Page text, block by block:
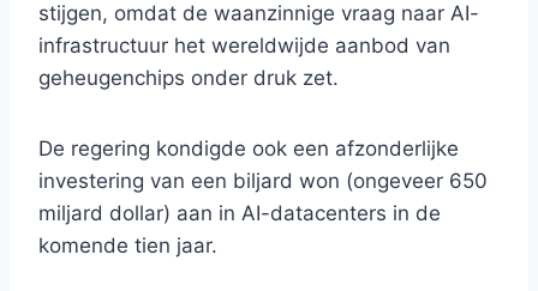
stijgen, omdat de waanzinnige vraag naar AI-
infrastructuur het wereldwijde aanbod van
geheugenchips onder druk zet.
De regering kondigde ook een afzonderlijke
investering van een biljard won (ongeveer 650
miljard dollar) aan in AI-datacenters in de
komende tien jaar.